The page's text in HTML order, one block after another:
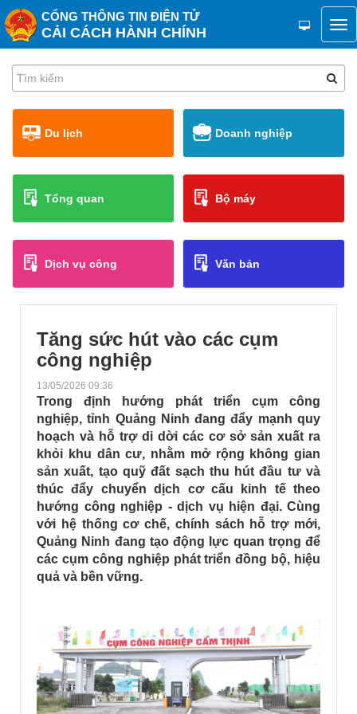
CỔNG THÔNG TIN ĐIỆN TỬ
CẢI CÁCH HÀNH CHÍNH
Du lịch Doanh nghiệp
Tổng quan Bộ máy
Dịch vụ công Văn bản
Tăng sức hút vào các cụm
công nghiệp
13/05/2026 09:36
Trong định hướng phát triển cụm công
nghiệp, tỉnh Quảng Ninh đang đẩy mạnh quy
hoạch và hỗ trợ di dời các cơ sở sản xuất ra
khỏi khu dân cư, nhằm mở rộng không gian
sản xuất, tạo quỹ đất sạch thu hút đầu tư và
thúc đẩy chuyển dịch cơ cấu kinh tế theo
hướng công nghiệp - dịch vụ hiện đại. Cùng
với hệ thống cơ chế, chính sách hỗ trợ mới,
Quảng Ninh đang tạo động lực quan trọng để
các cụm công nghiệp phát triển đồng bộ, hiệu
quả và bền vững.